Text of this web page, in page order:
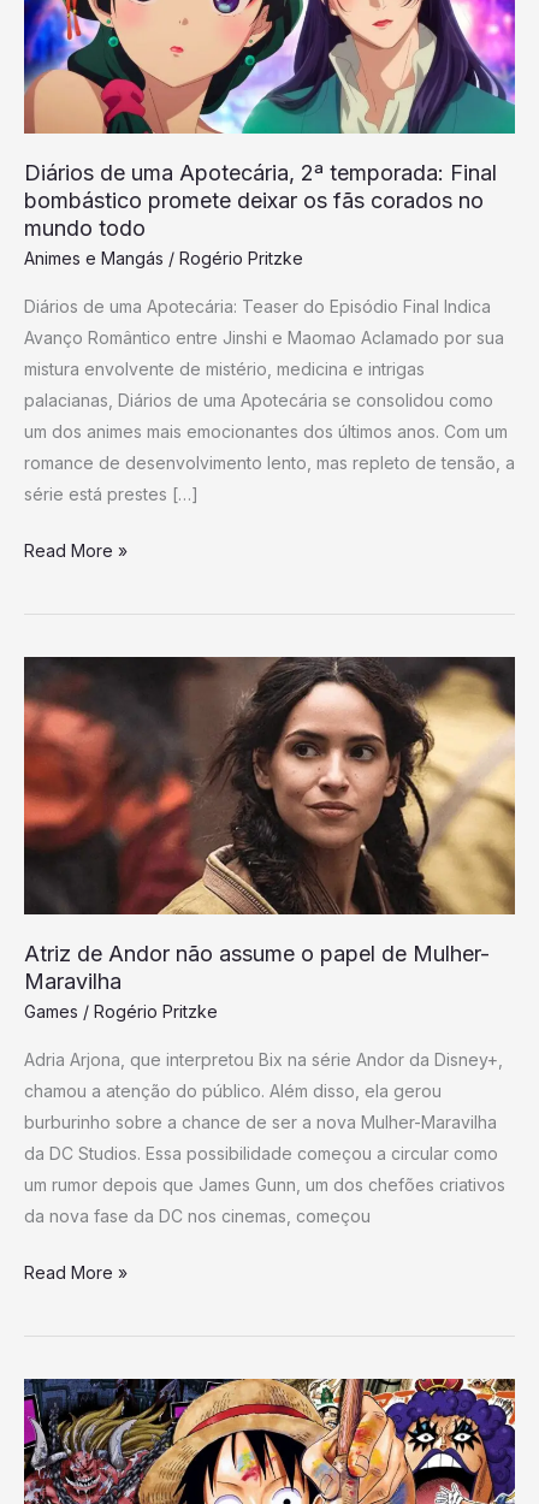
Diários de uma Apotecária, 2ª temporada: Final
bombástico promete deixar os fãs corados no
mundo todo
Animes e Mangás / Rogério Pritzke
Diários de uma Apotecária: Teaser do Episódio Final Indica
Avanço Romântico entre Jinshi e Maomao Aclamado por sua
mistura envolvente de mistério, medicina e intrigas
palacianas, Diários de uma Apotecária se consolidou como
um dos animes mais emocionantes dos últimos anos. Com um
romance de desenvolvimento lento, mas repleto de tensão, a
série está prestes […]
2ª
temporada:
Final
bombástico
deixar
fãs
no
mundo
todo
Read More »
Atriz de Andor não assume o papel de Mulher-
Maravilha
Games / Rogério Pritzke
Adria Arjona, que interpretou Bix na série Andor da Disney+,
chamou a atenção do público. Além disso, ela gerou
burburinho sobre a chance de ser a nova Mulher-Maravilha
da DC Studios. Essa possibilidade começou a circular como
um rumor depois que James Gunn, um dos chefões criativos
da nova fase da DC nos cinemas, começou
Atriz
de
Andor
assume
o
Mulher-
Maravilha
Read More »
Fã
de
One
Piece